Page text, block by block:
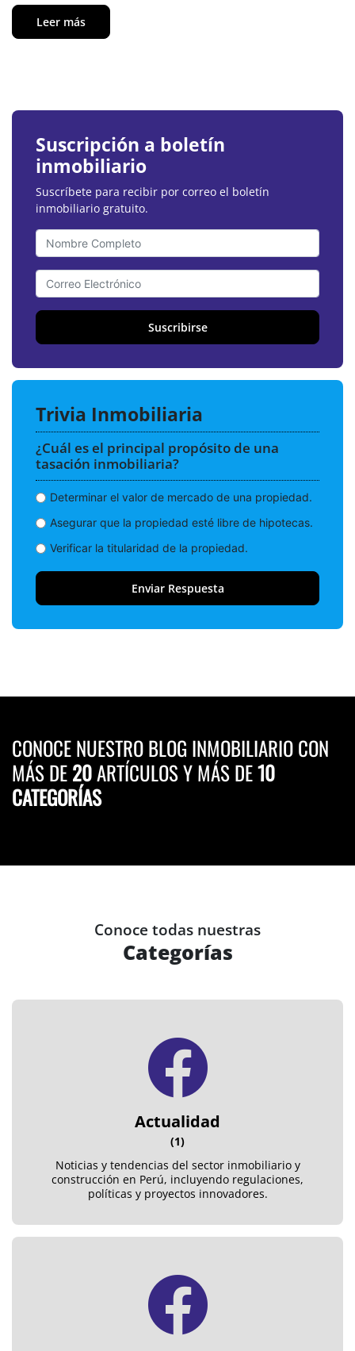
Leer más
Suscripción a boletín
inmobiliario
Suscríbete para recibir por correo el boletín
inmobiliario gratuito.
Suscribirse
Trivia Inmobiliaria
¿Cuál es el principal propósito de una
tasación inmobiliaria?
Determinar el valor de mercado de una propiedad.
Asegurar que la propiedad esté libre de hipotecas.
Verificar la titularidad de la propiedad.
CONOCE NUESTRO BLOG INMOBILIARIO CON
MÁS DE20ARTÍCULOS Y MÁS DE10
CATEGORÍAS
Conoce todas nuestras
Categorías
Actualidad
(1)
Noticias y tendencias del sector inmobiliario y
construcción en Perú, incluyendo regulaciones,
políticas y proyectos innovadores.